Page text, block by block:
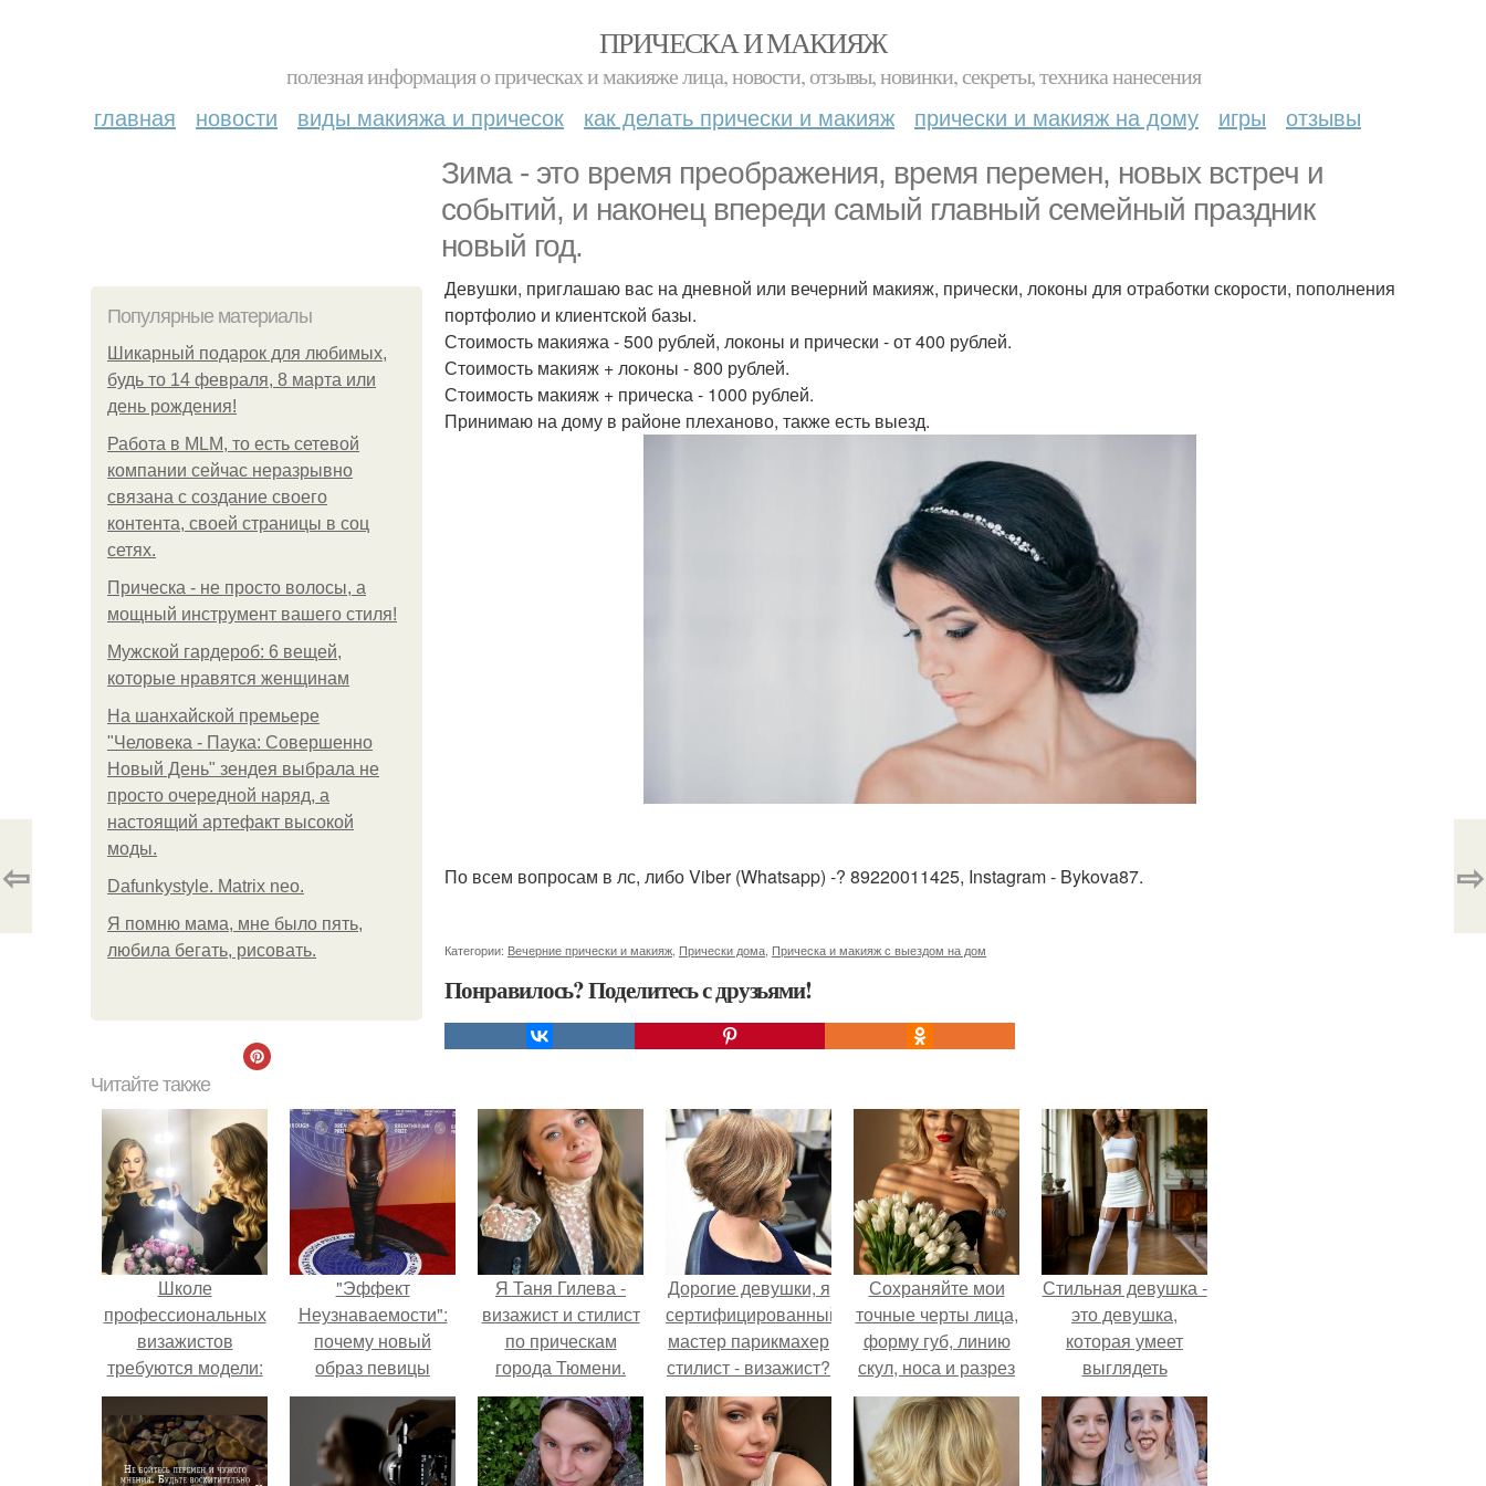
ПРИЧЕСКА И МАКИЯЖ
полезная информация о прическах и макияже лица, новости, отзывы, новинки, секреты, техника нанесения
главная новости виды макияжа и причесок как делать прически и макияж прически и макияж на дому игры отзывы
Зима - это время преображения, время перемен, новых встреч и
событий, и наконец впереди самый главный семейный праздник
новый год.
Популярные материалы
Шикарный подарок для любимых,
будь то 14 февраля, 8 марта или
день рождения!
Работа в MLM, то есть сетевой
компании сейчас неразрывно
связана с создание своего
контента, своей страницы в соц
сетях.
Прическа - не просто волосы, а
мощный инструмент вашего стиля!
Мужской гардероб: 6 вещей,
которые нравятся женщинам
На шанхайской премьере
"Человека - Паука: Совершенно
Новый День" зендея выбрала не
просто очередной наряд, а
настоящий артефакт высокой
моды.
Dafunkystyle. Matrix neo.
Я помню мама, мне было пять,
любила бегать, рисовать.
Девушки, приглашаю вас на дневной или вечерний макияж, прически, локоны для отработки скорости, пополнения
портфолио и клиентской базы.
Стоимость макияжа - 500 рублей, локоны и прически - от 400 рублей.
Стоимость макияж + локоны - 800 рублей.
Стоимость макияж + прическа - 1000 рублей.
Принимаю на дому в районе плеханово, также есть выезд.
По всем вопросам в лс, либо Viber (Whatsapp) -? 89220011425, Instagram - Bykova87.
Категории: Вечерние прически и макияж Прически дома Прическа и макияж с выездом на дом
Понравилось? Поделитесь с друзьями!
⇦ ⇨
Читайте также
Школе
профессиональных
визажистов
требуются модели:
"Эффект
Неузнаваемости":
почему новый
образ певицы
вызвал споры о
гранях
возможного?
Я Таня Гилева -
визажист и стилист
по прическам
города Тюмени.
Дорогие девушки, я
сертифицированный
мастер парикмахер
стилист - визажист?
Сохраняйте мои
точные черты лица,
форму губ, линию
скул, носа и разрез
глаз.
Стильная девушка -
это девушка,
которая умеет
выглядеть
привлекательно и
элегантно в любои
ситуации.